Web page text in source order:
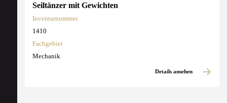
Seiltänzer mit Gewichten
Inventarnummer
1410
Fachgebiet
Mechanik
Details ansehen